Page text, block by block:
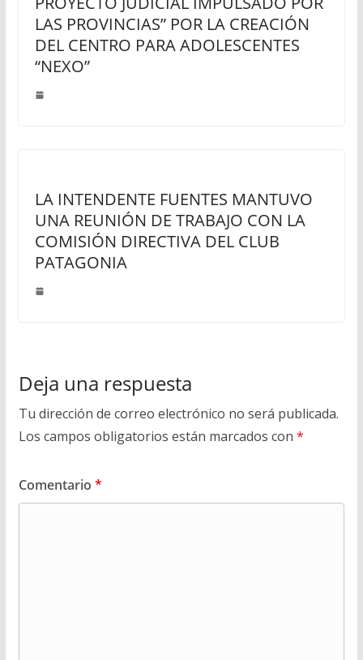
LAS PROVINCIAS” POR LA CREACIÓN
DEL CENTRO PARA ADOLESCENTES
“NEXO”
LA INTENDENTE FUENTES MANTUVO
UNA REUNIÓN DE TRABAJO CON LA
COMISIÓN DIRECTIVA DEL CLUB
PATAGONIA
Deja una respuesta
Tu dirección de correo electrónico no será publicada.
Los campos obligatorios están marcados con *
Comentario *